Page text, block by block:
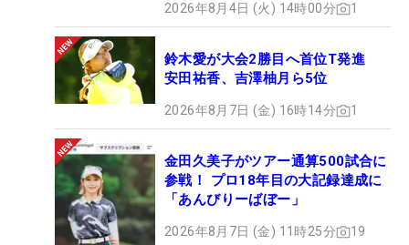
2026年8月4日 (火) 14時00分 1
鈴木愛が大会2勝目へ首位T発進
安田祐香、吉澤柚月ら5位
2026年8月7日 (金) 16時14分 1
金田久美子がツアー通算500試合に
参戦！ プロ18年目の大記録達成に
「あんびりーばぼー」
2026年8月7日 (金) 11時25分 19